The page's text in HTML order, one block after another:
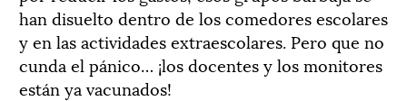
han disuelto dentro de los comedores escolares
y en las actividades extraescolares. Pero que no
cunda el pánico… ¡los docentes y los monitores
están ya vacunados!